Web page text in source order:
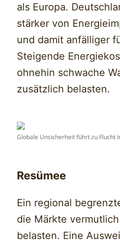
als Europa.
stärker von
und damit anfälliger
Steigende
ohnehin schwache
zusätzlich belasten.
Globale Unsicherheit führt zu Flucht
Resümee
Ein regional
die Märkte
belasten. Eine